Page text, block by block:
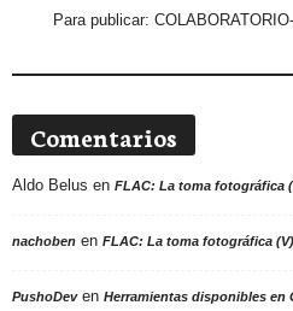
Para publicar:
Comentarios
Aldo Belus en FLAC: La toma fotográfica
nachoben en FLAC: La toma fotográfica (V)
PushoDeven Herramientas disponibles en